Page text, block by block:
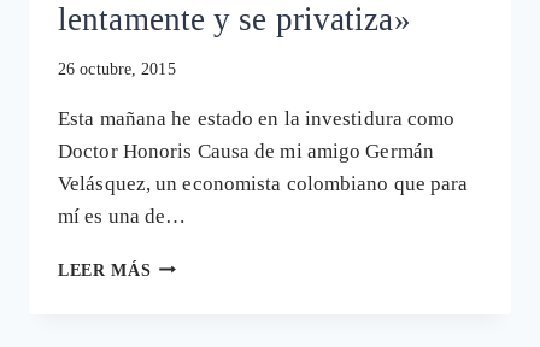
lentamente y se privatiza»
26 octubre, 2015
Esta mañana he estado en la investidura como
Doctor Honoris Causa de mi amigo Germán
Velásquez, un economista colombiano que para
mí es una de…
LEER MÁS HONORIS